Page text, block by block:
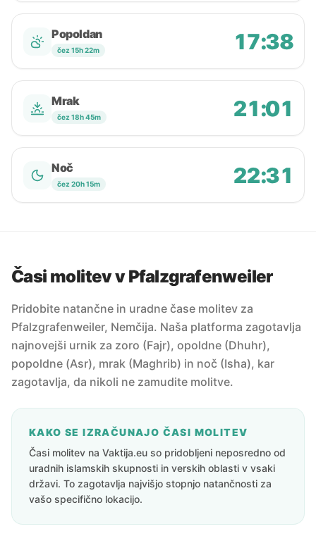
Popoldan
čez 15h 22m 17:38
Mrak
čez 18h 45m 21:01
Noč
čez 20h 15m 22:31
Časi molitev v Pfalzgrafenweiler
Pridobite natančne in uradne čase molitev za
Pfalzgrafenweiler, Nemčija. Naša platforma zagotavlja
najnovejši urnik za zoro (Fajr), opoldne (Dhuhr),
popoldne (Asr), mrak (Maghrib) in noč (Isha), kar
zagotavlja, da nikoli ne zamudite molitve.
KAKO SE IZRAČUNAJO ČASI MOLITEV
Časi molitev na Vaktija.eu so pridobljeni neposredno od
uradnih islamskih skupnosti in verskih oblasti v vsaki
državi. To zagotavlja najvišjo stopnjo natančnosti za
vašo specifično lokacijo.